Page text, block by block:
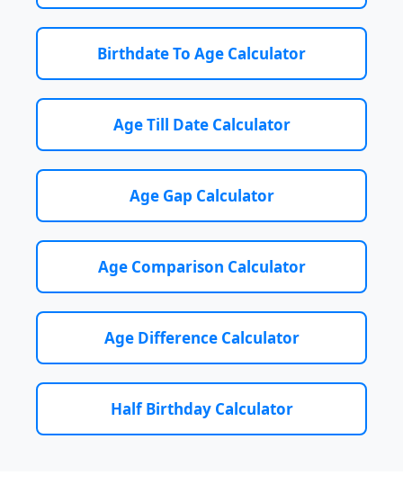
Birthdate To Age Calculator
Age Till Date Calculator
Age Gap Calculator
Age Comparison Calculator
Age Difference Calculator
Half Birthday Calculator